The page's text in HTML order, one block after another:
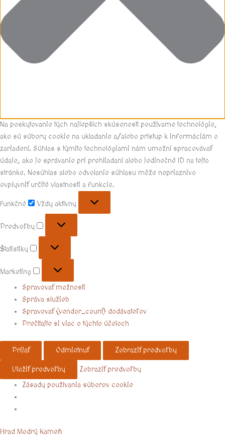
Na poskytovanie tých najlepších skúseností používame technológie,
ako sú súbory cookie na ukladanie a/alebo prístup k informáciám o
zariadení. Súhlas s týmito technológiami nám umožní spracovávať
údaje, ako je správanie pri prehliadaní alebo jedinečné ID na tejto
stránke. Nesúhlas alebo odvolanie súhlasu môže nepriaznivo
ovplyvniť určité vlastnosti a funkcie.
Funkčné Vždy aktívny
Predvoľby
Štatistiky
Marketing
Spravovať možnosti
Správa služieb
Spravovať {vendor_count} dodávateľov
Prečítajte si viac o týchto účeloch
Prijať Odmietnuť Zobraziť predvoľby
Uložiť predvoľby
Zobraziť predvoľby
Zásady používania súborov cookie
Hrad Modrý Kameň
Menu